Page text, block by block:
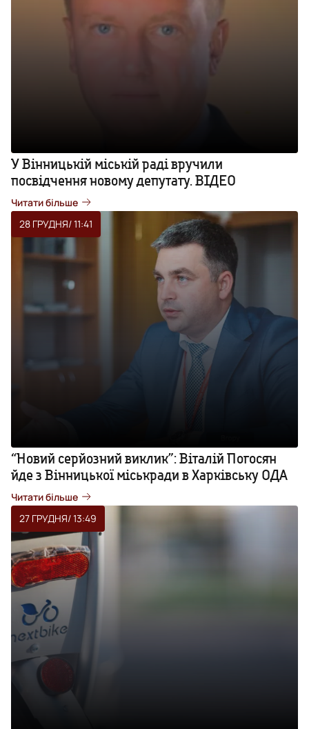
У Вінницькій міській раді вручили
посвідчення новому депутату. ВІДЕО
Читати більше
28 ГРУДНЯ/ 11:41
“Новий серйозний виклик”: Віталій Погосян
йде з Вінницької міськради в Харківську ОДА
Читати більше
27 ГРУДНЯ/ 13:49